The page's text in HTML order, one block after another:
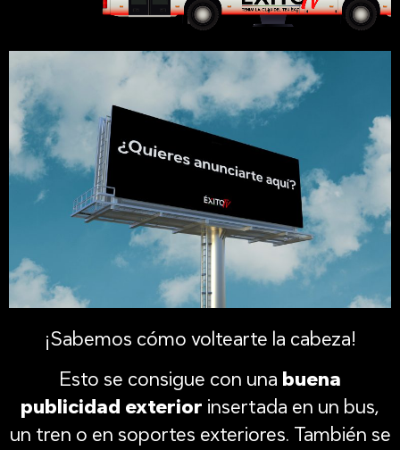
¡Sabemos cómo voltearte la cabeza!
Esto se consigue con una buena
publicidad exterior insertada en un bus,
un tren o en soportes exteriores. También se